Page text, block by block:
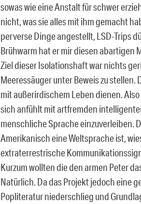
sowas wie eine Anstalt für schwer
nicht, was sie alles mit ihm gemacht
perverse Dinge angestellt, LSD-Trips
Brühwarm hat er mir diesen abartigen
Ziel dieser Isolationshaft war nichts
Meeressäuger unter Beweis zu
mit außerirdischem Leben dienen.
sich anfühlt mit artfremden
menschliche Sprache einzuverleiben.
Amerikanisch eine Weltsprache ist,
extraterrestrische
Kurzum wollten die den armen Peter
Natürlich. Da das Projekt jedoch eine
Popliteratur niederschlieg und